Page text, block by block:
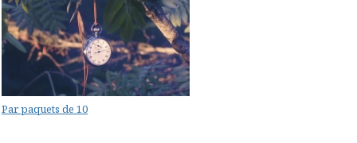
Par paquets de 10